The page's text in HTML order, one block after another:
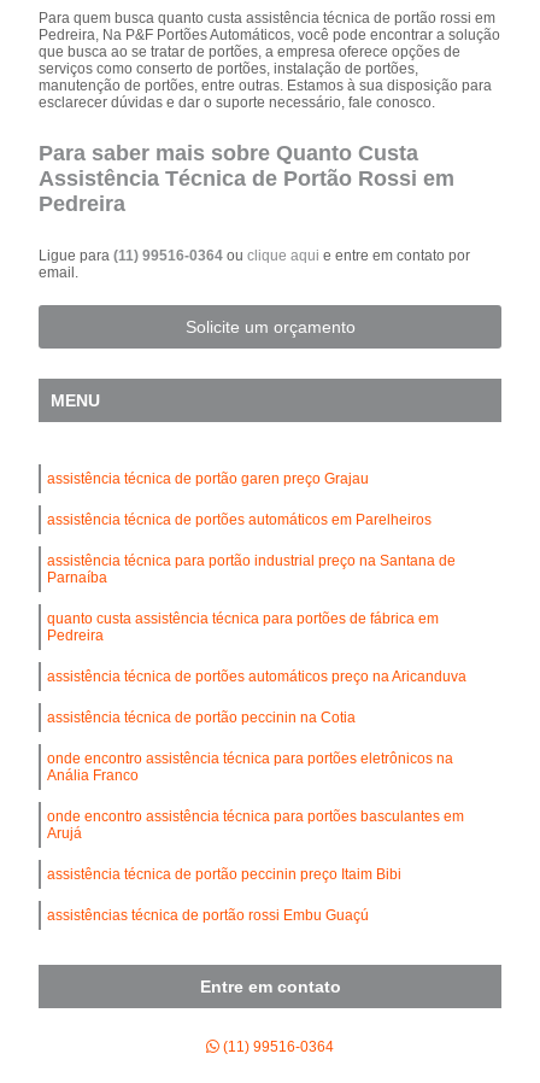
Para quem busca quanto custa assistência técnica de portão rossi em
Pedreira, Na P&F Portões Automáticos, você pode encontrar a solução
que busca ao se tratar de portões, a empresa oferece opções de
serviços como conserto de portões, instalação de portões,
manutenção de portões, entre outras. Estamos à sua disposição para
esclarecer dúvidas e dar o suporte necessário, fale conosco.
Para saber mais sobre Quanto Custa
Assistência Técnica de Portão Rossi em
Pedreira
Ligue para(11) 99516-0364ouclique aqui e entre em contato por
email.
Solicite um orçamento
MENU
assistência técnica de portão garen preço Grajau
assistência técnica de portões automáticos em Parelheiros
assistência técnica para portão industrial preço na Santana de
Parnaíba
quanto custa assistência técnica para portões de fábrica em
Pedreira
assistência técnica de portões automáticos preço na Aricanduva
assistência técnica de portão peccinin na Cotia
onde encontro assistência técnica para portões eletrônicos na
Anália Franco
onde encontro assistência técnica para portões basculantes em
Arujá
assistência técnica de portão peccinin preço Itaim Bibi
assistências técnica de portão rossi Embu Guaçú
Entre em contato
(11) 99516-0364